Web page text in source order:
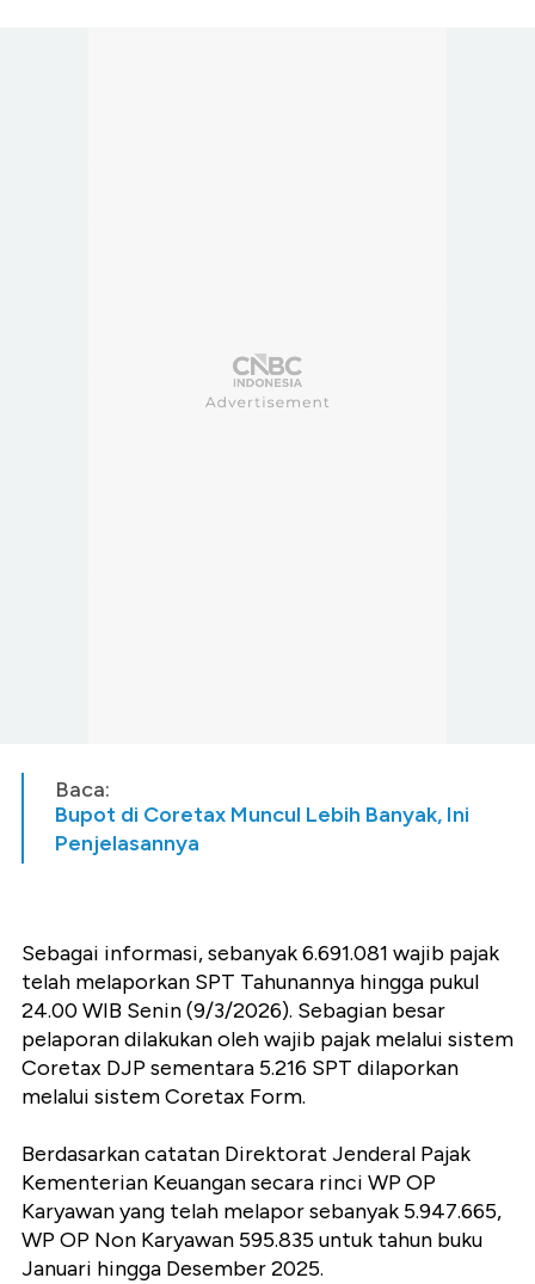
Baca:
Bupot di Coretax Muncul Lebih Banyak, Ini
Penjelasannya
Sebagai informasi, sebanyak 6.691.081 wajib pajak
telah melaporkan SPT Tahunannya hingga pukul
24.00 WIB Senin (9/3/2026). Sebagian besar
pelaporan dilakukan oleh wajib pajak melalui sistem
Coretax DJP sementara 5.216 SPT dilaporkan
melalui sistem Coretax Form.
Berdasarkan catatan Direktorat Jenderal Pajak
Kementerian Keuangan secara rinci WP OP
Karyawan yang telah melapor sebanyak 5.947.665,
WP OP Non Karyawan 595.835 untuk tahun buku
Januari hingga Desember 2025.